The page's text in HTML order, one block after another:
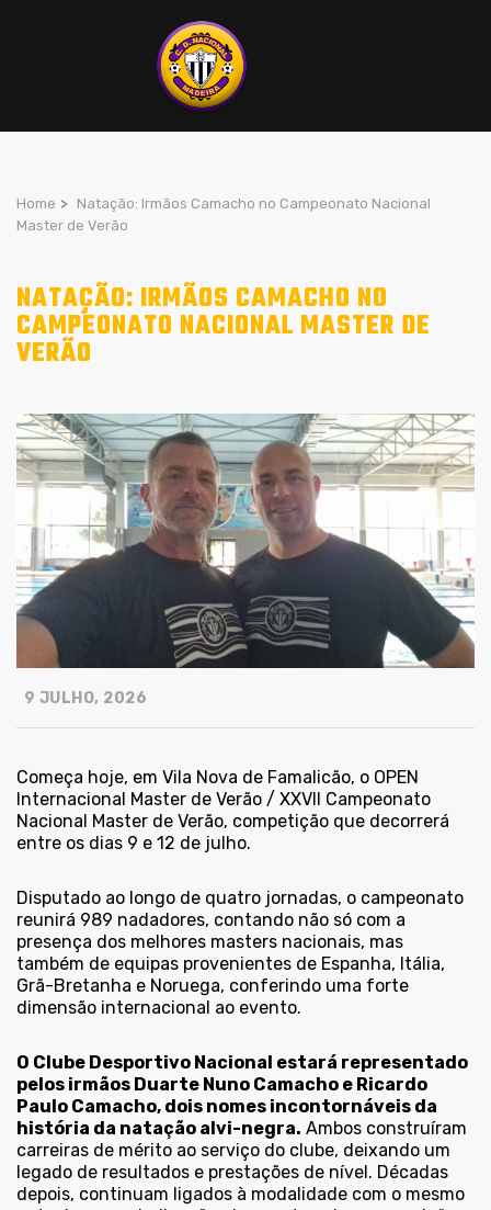
Home > Natação: Irmãos Camacho no Campeonato Nacional
Master de Verão
NATAÇÃO: IRMÃOS CAMACHO NO
CAMPEONATO NACIONAL MASTER DE
VERÃO
9 JULHO, 2026
Começa hoje, em Vila Nova de Famalicão, o OPEN
Internacional Master de Verão / XXVII Campeonato
Nacional Master de Verão, competição que decorrerá
entre os dias 9 e 12 de julho.
Disputado ao longo de quatro jornadas, o campeonato
reunirá 989 nadadores, contando não só com a
presença dos melhores masters nacionais, mas
também de equipas provenientes de Espanha, Itália,
Grã-Bretanha e Noruega, conferindo uma forte
dimensão internacional ao evento.
O Clube Desportivo Nacional estará representado
pelos irmãos Duarte Nuno Camacho e Ricardo
Paulo Camacho, dois nomes incontornáveis da
história da natação alvi-negra. Ambos construíram
carreiras de mérito ao serviço do clube, deixando um
legado de resultados e prestações de nível. Décadas
depois, continuam ligados à modalidade com o mesmo